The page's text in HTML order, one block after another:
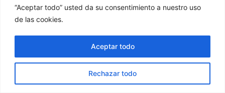
“Aceptar todo” usted da su consentimiento a nuestro uso
de las cookies.
Rechazar todo
Aceptar todo